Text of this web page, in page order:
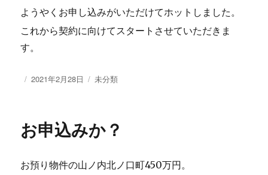
ようやくお申し込みがいただけてホットしました。
これから契約に向けてスタートさせていただきま
す。
投
2021年2月28日
カ
ー
未分類
お申込みか？
お預り物件の山ノ内北ノ口町450万円。